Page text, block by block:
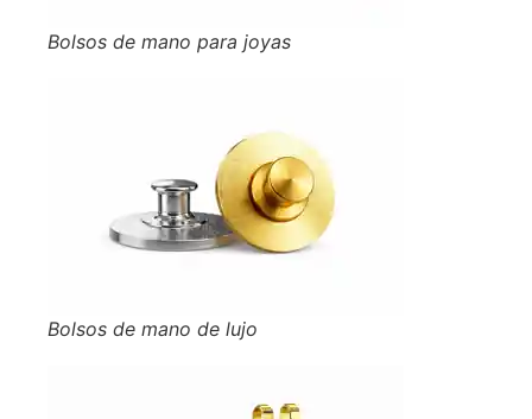
Bolsos de mano para joyas
Bolsos de mano de lujo